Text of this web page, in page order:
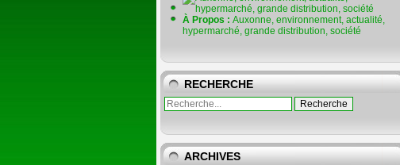
À Propos : Auxonne, environnement, actualité,
hypermarché, grande distribution, société
RECHERCHE
ARCHIVES